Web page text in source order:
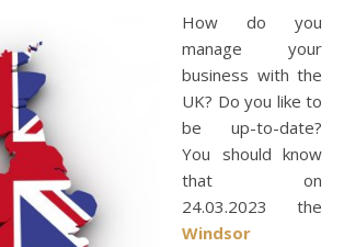
How do you
manage your
business with the
UK? Do you like to
be up-to-date?
You should know
that on
24.03.2023 the
Windsor